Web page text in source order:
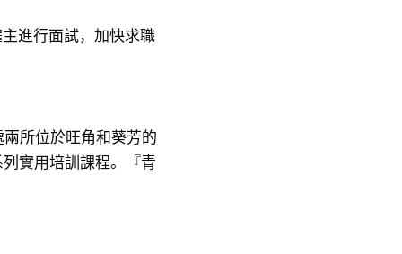
進行面試，加快求職
所位於旺角和葵芳的
實用培訓課程。『青